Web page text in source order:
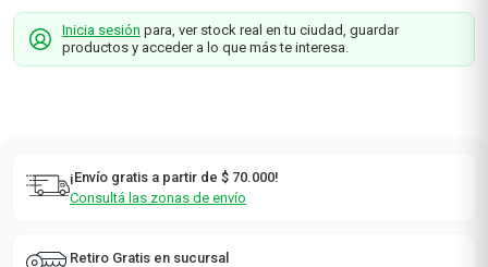
Inicia sesión para, ver stock real en tu ciudad, guardar
productos y acceder a lo que más te interesa.
¡Envío gratis a partir de $ 70.000!
Consultá las zonas de envío
Retiro Gratis en sucursal